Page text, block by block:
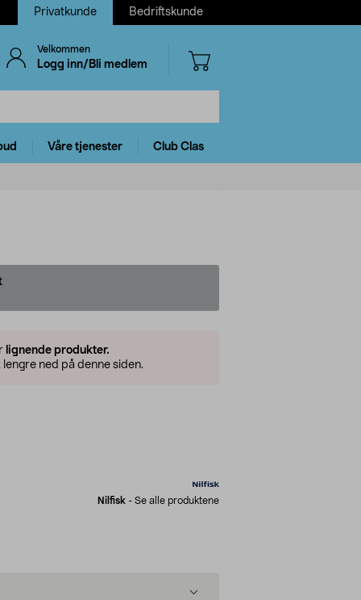
Privatkunde Bedriftskunde
Velkommen
Logg inn/Bli medlem
Våre tjenester Club Clas
lignende produkter.
ned på denne siden.
Nilfisk - Se alle produktene